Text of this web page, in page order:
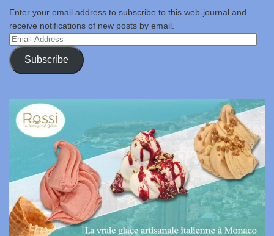
Enter your email address to subscribe to this web-journal and
receive notifications of new posts by email.
Email
Address
Subscribe